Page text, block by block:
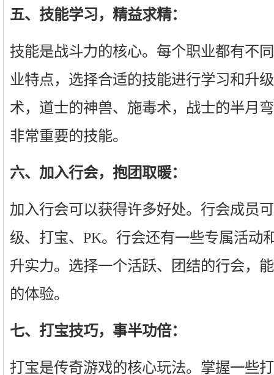
五、技能学习，精益求精：
技能是战斗力的核心。每个职业都有不
业特点，选择合适的技能进行学习和升
术，道士的神兽、施毒术，战士的半月
非常重要的技能。
六、加入行会，抱团取暖：
加入行会可以获得许多好处。行会成员
级、打宝、PK。行会还有一些专属活动
升实力。选择一个活跃、团结的行会，
的体验。
七、打宝技巧，事半功倍：
打宝是传奇游戏的核心玩法。掌握一些